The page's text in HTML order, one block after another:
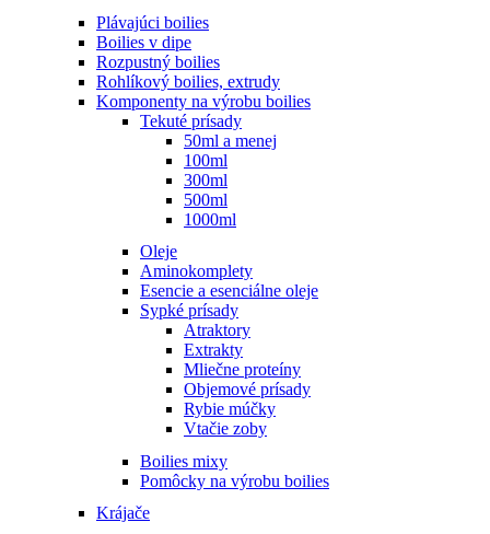
Plávajúci boilies
Boilies v dipe
Rozpustný boilies
Rohlíkový boilies, extrudy
Komponenty na výrobu boilies
Tekuté prísady
50ml a menej
100ml
300ml
500ml
1000ml
Oleje
Aminokomplety
Esencie a esenciálne oleje
Sypké prísady
Atraktory
Extrakty
Mliečne proteíny
Objemové prísady
Rybie múčky
Vtačie zoby
Boilies mixy
Pomôcky na výrobu boilies
Krájače